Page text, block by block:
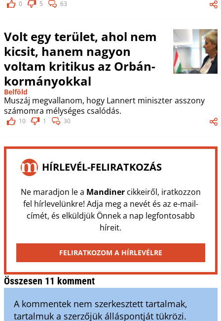
0 5 63
Volt egy terület, ahol nem
kicsit, hanem nagyon
voltam kritikus az Orbán-
kormányokkal
Belföld
Muszáj megvallanom, hogy Lannert miniszter asszony
számomra mélységes csalódás.
10 1 30
HÍRLEVÉL-FELIRATKOZÁS
Ne maradjon le a Mandinercikkeiről, iratkozzon
fel hírlevelünkre! Adja meg a nevét és az e-mail-
címét, és elküldjük Önnek a nap legfontosabb
híreit.
FELIRATKOZOM A HÍRLEVÉLRE
Összesen 11 komment
A kommentek nem szerkesztett tartalmak,
tartalmuk a szerzőjük álláspontját tükrözi.